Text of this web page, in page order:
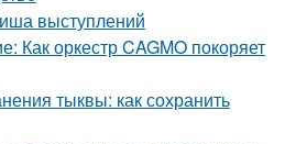
выступлений
Как оркестр CAGMO покоряет
тыквы: как сохранить